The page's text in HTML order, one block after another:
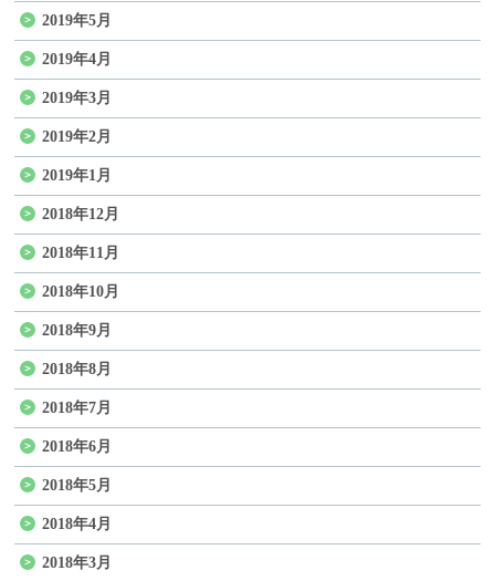
2019年5月
2019年4月
2019年3月
2019年2月
2019年1月
2018年12月
2018年11月
2018年10月
2018年9月
2018年8月
2018年7月
2018年6月
2018年5月
2018年4月
2018年3月